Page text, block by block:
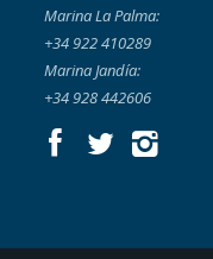
Marina La Palma:
+34 922 410289
Marina Jandía:
+34 928 442606